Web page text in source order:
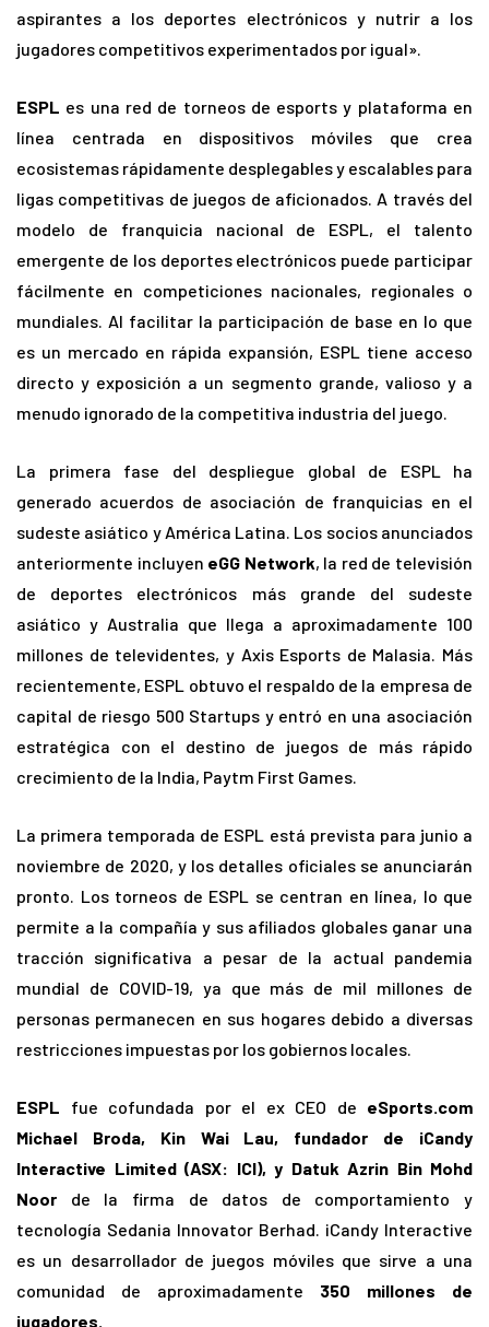
aspirantes a los deportes electrónicos y nutrir a los
jugadores competitivos experimentados por igual».
ESPL es una red de torneos de esports y plataforma en
línea centrada en dispositivos móviles que crea
ecosistemas rápidamente desplegables y escalables para
ligas competitivas de juegos de aficionados. A través del
modelo de franquicia nacional de ESPL, el talento
emergente de los deportes electrónicos puede participar
fácilmente en competiciones nacionales, regionales o
mundiales. Al facilitar la participación de base en lo que
es un mercado en rápida expansión, ESPL tiene acceso
directo y exposición a un segmento grande, valioso y a
menudo ignorado de la competitiva industria del juego.
La primera fase del despliegue global de ESPL ha
generado acuerdos de asociación de franquicias en el
sudeste asiático y América Latina. Los socios anunciados
anteriormente incluyen eGG Network, la red de televisión
de deportes electrónicos más grande del sudeste
asiático y Australia que llega a aproximadamente 100
millones de televidentes, y Axis Esports de Malasia. Más
recientemente, ESPL obtuvo el respaldo de la empresa de
capital de riesgo 500 Startups y entró en una asociación
estratégica con el destino de juegos de más rápido
crecimiento de la India, Paytm First Games.
La primera temporada de ESPL está prevista para junio a
noviembre de 2020, y los detalles oficiales se anunciarán
pronto. Los torneos de ESPL se centran en línea, lo que
permite a la compañía y sus afiliados globales ganar una
tracción significativa a pesar de la actual pandemia
mundial de COVID-19, ya que más de mil millones de
personas permanecen en sus hogares debido a diversas
restricciones impuestas por los gobiernos locales.
ESPL fue cofundada por el ex CEO de eSports.com
Michael Broda, Kin Wai Lau, fundador de iCandy
Interactive Limited (ASX: ICI), y Datuk Azrin Bin Mohd
Noor de la firma de datos de comportamiento y
tecnología Sedania Innovator Berhad. iCandy Interactive
es un desarrollador de juegos móviles que sirve a una
comunidad de aproximadamente 350 millones de
jugadores.